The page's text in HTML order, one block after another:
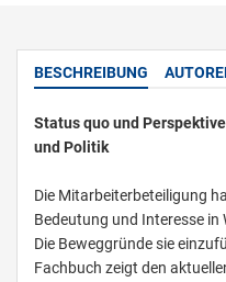
BESCHREIBUNG
Status quo und
und Politik
Die Mitarbeiterbeteiligung
Bedeutung und Interesse
Die Beweggründe sie
Fachbuch zeigt den